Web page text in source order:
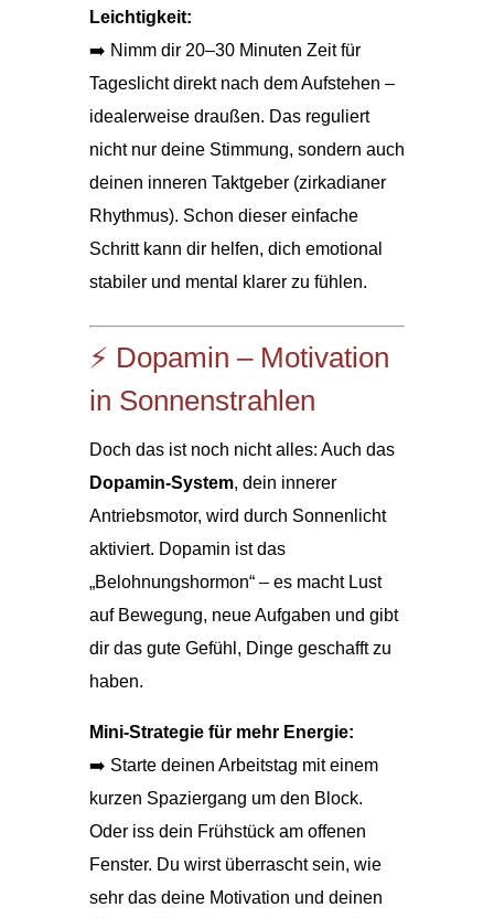
Leichtigkeit:
➡️ Nimm dir 20–30 Minuten Zeit für
Tageslicht direkt nach dem Aufstehen –
idealerweise draußen. Das reguliert
nicht nur deine Stimmung, sondern auch
deinen inneren Taktgeber (zirkadianer
Rhythmus). Schon dieser einfache
Schritt kann dir helfen, dich emotional
stabiler und mental klarer zu fühlen.
⚡ Dopamin – Motivation
in Sonnenstrahlen
Doch das ist noch nicht alles: Auch das
Dopamin-System, dein innerer
Antriebsmotor, wird durch Sonnenlicht
aktiviert. Dopamin ist das
„Belohnungshormon“ – es macht Lust
auf Bewegung, neue Aufgaben und gibt
dir das gute Gefühl, Dinge geschafft zu
haben.
Mini-Strategie für mehr Energie:
➡️ Starte deinen Arbeitstag mit einem
kurzen Spaziergang um den Block.
Oder iss dein Frühstück am offenen
Fenster. Du wirst überrascht sein, wie
sehr das deine Motivation und deinen